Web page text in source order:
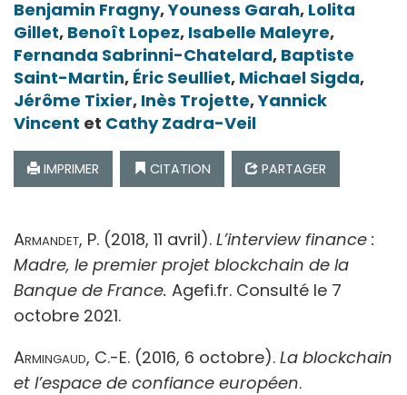
Benjamin Fragny,Youness Garah, Lolita
Gillet, Benoît Lopez, Isabelle Maleyre,
Fernanda Sabrinni-Chatelard, Baptiste
Saint-Martin, Éric Seulliet, Michael Sigda,
Jérôme Tixier, Inès Trojette,Yannick
Vincent et CathyZadra-Veil
IMPRIMER CITATION PARTAGER
Armandet, P. (2018, 11 avril). L’interview finance :
Madre, le premier projet blockchain de la
Banque de France. Agefi.fr. Consulté le 7
octobre 2021.
Armingaud, C.-E. (2016, 6 octobre). La blockchain
et l’espace de confiance européen.